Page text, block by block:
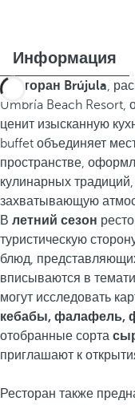
Информация
Ресторан Brújula,
Umbría Beach Resort,
ценит изысканную
buffet объединяет
пространстве,
кулинарных
захватывающую
В летний сезон
туристическую
блюд,
вписываются в
могут исследовать
кебабы, фалафель,
отобранные сорта
приглашают к
Ресторан также